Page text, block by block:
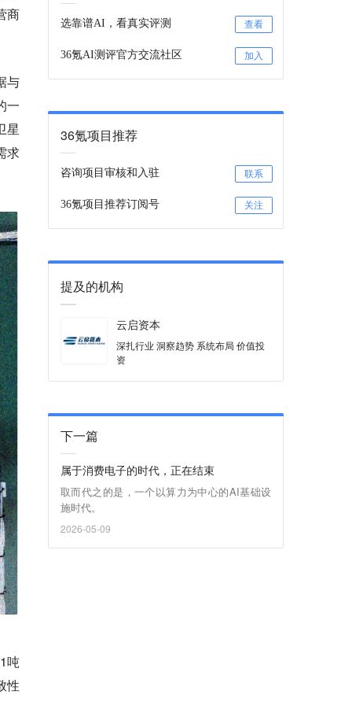
商
与
一
星
求
吨
性
选靠谱AI，看真实评测 查看
36氪AI测评官方交流社区 加入
36氪项目推荐
咨询项目审核和入驻 联系
36氪项目推荐订阅号 关注
提及的机构
云启资本
深扎行业 洞察趋势 系统布局 价值投
资
下一篇
属于消费电子的时代，正在结束
取而代之的是，一个以算力为中心的AI基础设
施时代。
2026-05-09